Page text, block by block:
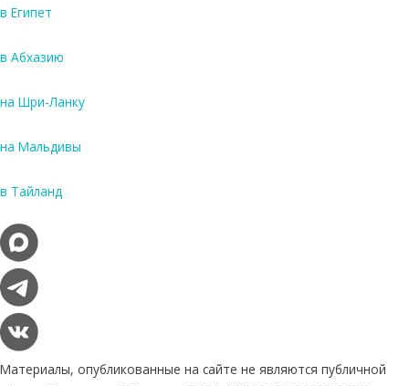
в Египет
в Абхазию
на Шри-Ланку
на Мальдивы
в Тайланд
Материалы, опубликованные на сайте не являются публичной